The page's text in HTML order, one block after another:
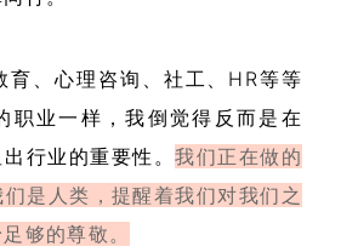
育、心理咨询、社工、HR等等
职业一样，我倒觉得反而是在
行业的重要性。我们正在做的
是人类，提醒着我们对我们之
够的尊敬。